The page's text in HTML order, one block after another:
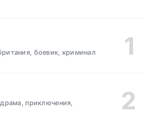
боевик, криминал
приключения,